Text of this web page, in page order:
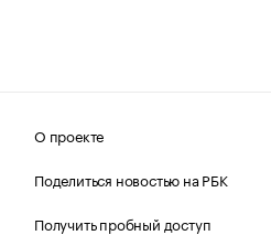
О проекте
Поделиться новостью на РБК
Получить пробный доступ